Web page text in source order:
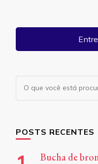
Procurando
algo?
POSTS RECENTES
Bucha de